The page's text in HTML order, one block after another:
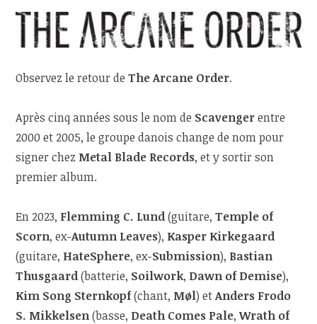
Observez le retour deThe Arcane Order.
Après cinq années sous le nom de Scavengerentre
2000 et 2005, le groupe danois change de nom pour
signer chez Metal Blade Records, et y sortir son
premier album.
En 2023, Flemming C. Lund(guitare,Temple of
Scorn, ex-Autumn Leaves), Kasper Kirkegaard
(guitare, HateSphere, ex-Submission), Bastian
Thusgaard(batterie, Soilwork, Dawn of Demise),
Kim Song Sternkopf(chant, Møl) etAnders Frodo
S. Mikkelsen(basse, Death Comes Pale,Wrath of